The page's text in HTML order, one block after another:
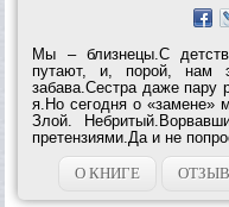
Мы – близнецы.С
путают, и, порой, нам
забава.Сестра даже
я.Но сегодня о «замене»
Злой.
претензиями.Да и не
О КНИГЕ